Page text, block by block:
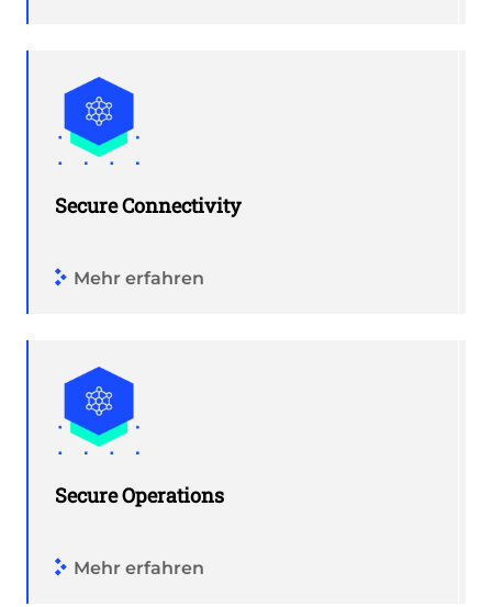
Secure Connectivity
Mehr erfahren
Secure Operations
Mehr erfahren